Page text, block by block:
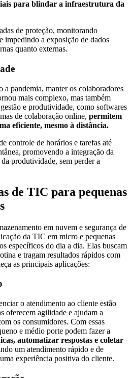
para blindar a infraestrutura da
de proteção, monitorando
impedindo a exposição de dados
quanto externas.
a pandemia, manter os colaboradores
mais complexo, mas também
e produtividade, como softwares
de colaboração online, permitem
eficiente, mesmo à distância.
controle de horários e tarefas até
promovendo a integração da
produtividade, sem perder a
de TIC para pequenas
em nuvem e segurança de
da TIC em micro e pequenas
específicos do dia a dia. Elas buscam
e tragam resultados rápidos com
as principais aplicações:
o atendimento ao cliente estão
oferecem agilidade e ajudam a
os consumidores. Com essas
e médio porte podem fazer a
automatizar respostas e coletar
um atendimento rápido e de
experiência positiva do cliente.